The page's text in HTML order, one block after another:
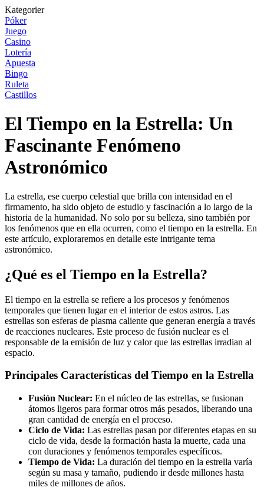
Kategorier
Póker
Juego
Casino
Lotería
Apuesta
Bingo
Ruleta
Castillos
El Tiempo en la Estrella: Un
Fascinante Fenómeno
Astronómico
La estrella, ese cuerpo celestial que brilla con intensidad en el
firmamento, ha sido objeto de estudio y fascinación a lo largo de la
historia de la humanidad. No solo por su belleza, sino también por
los fenómenos que en ella ocurren, como el tiempo en la estrella. En
este artículo, exploraremos en detalle este intrigante tema
astronómico.
¿Qué es el Tiempo en la Estrella?
El tiempo en la estrella se refiere a los procesos y fenómenos
temporales que tienen lugar en el interior de estos astros. Las
estrellas son esferas de plasma caliente que generan energía a través
de reacciones nucleares. Este proceso de fusión nuclear es el
responsable de la emisión de luz y calor que las estrellas irradian al
espacio.
Principales Características del Tiempo en la Estrella
Fusión Nuclear: En el núcleo de las estrellas, se fusionan
átomos ligeros para formar otros más pesados, liberando una
gran cantidad de energía en el proceso.
Ciclo de Vida: Las estrellas pasan por diferentes etapas en su
ciclo de vida, desde la formación hasta la muerte, cada una
con duraciones y fenómenos temporales específicos.
Tiempo de Vida: La duración del tiempo en la estrella varía
según su masa y tamaño, pudiendo ir desde millones hasta
miles de millones de años.